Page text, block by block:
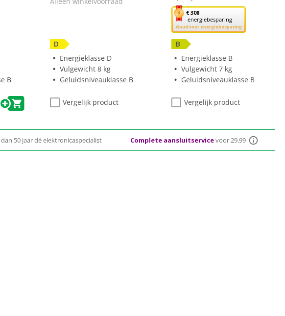
B
D
Energieklasse D
Vulgewicht 8 kg
Geluidsniveauklasse B
Vergelijk product
€ 308
energiebesparing
Goud voor energiebesparing
Met
deze
knop
opent
Youreko’s
tool
voor
B
Energieklasse B
Vulgewicht 7 kg
Geluidsniveauklasse B
Vergelijk product
50 jaar dé elektronicaspecialist Complete aansluitservicevoor 29,99